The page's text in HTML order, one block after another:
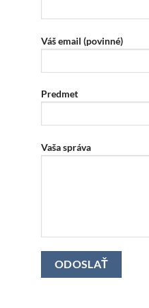
Váš email (povinné)
Predmet
Vaša správa